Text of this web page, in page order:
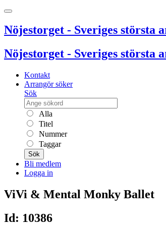
Nöjestorget - Sveriges
Nöjestorget - Sveriges
Kontakt
Arrangör söker
Sök
Alla
Titel
Nummer
Taggar
Sök
Bli medlem
Logga in
ViVi & Mental Monky Ballet
Id: 10386